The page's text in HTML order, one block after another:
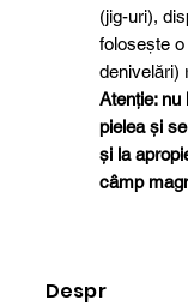
(jig-uri),
folosește
denivelări)
Atenție: nu
pielea și
și la
câmp
Despr